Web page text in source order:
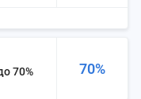
70%
70%